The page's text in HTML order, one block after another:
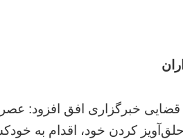
قضایی خبرگزاری افق افزود:
کردن خود، اقدام به